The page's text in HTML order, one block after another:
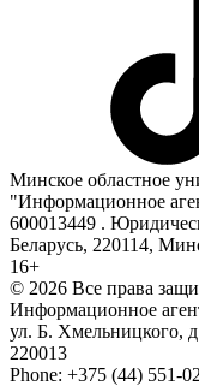
Минское областное
"Информационное
600013449 .
Беларусь, 220114,
16+
© 2026 Все права
Информационное
ул. Б. Хмельницкого,
220013
Phone: +375 (44) 551-